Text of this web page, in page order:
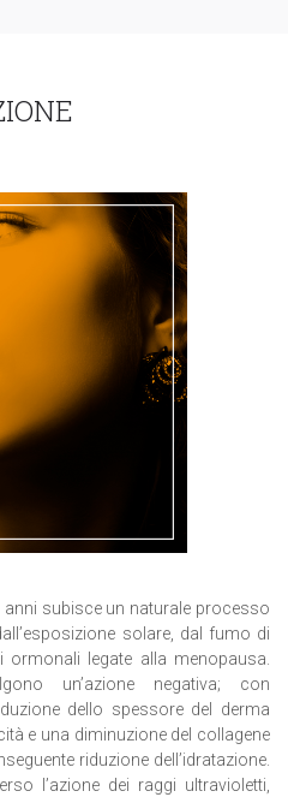
anni subisce un naturale processo
solare, dal fumo di
legate alla menopausa.
un’azione negativa; con
dello spessore del derma
e una diminuzione del collagene
riduzione dell’idratazione.
l’azione dei raggi ultravioletti,